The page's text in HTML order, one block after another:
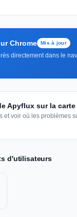
Chrome Mis à jour
directement dans le
Apyflux sur la
et voir où les problèmes
d'utilisateurs